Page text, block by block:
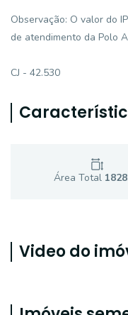
Observação: O valor do
de atendimento da Polo
CJ - 42.530
Área Total 1828
Video do